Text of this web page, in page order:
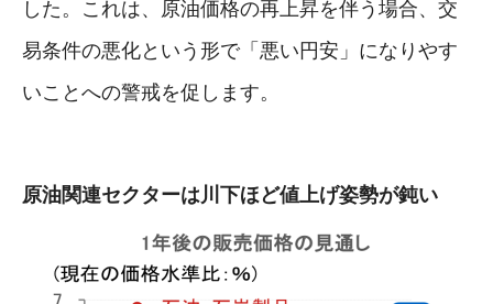
した。これは、原油価格の再上昇を伴う場合、交
易条件の悪化という形で「悪い円安」になりやす
いことへの警戒を促します。
原油関連セクターは川下ほど値上げ姿勢が鈍い